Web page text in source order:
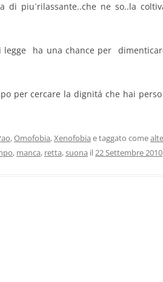
di piu´rilassante..che ne so..la
ha una chance per
per cercare la dignitá che hai
,Omofobia,Xenofobia e taggato come
, manca, retta,suona il22 Settembre 2010